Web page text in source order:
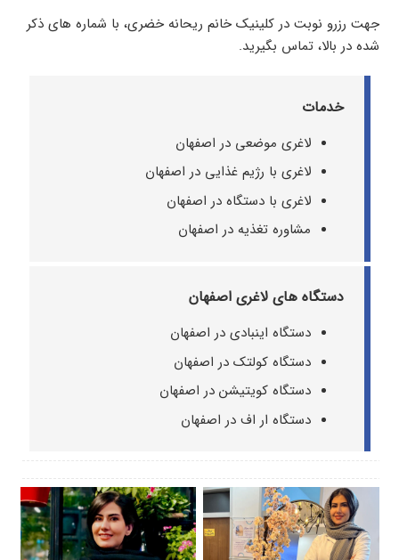
جهت رزرو نوبت در کلینیک خانم ریحانه خضری، با شماره های ذکر
شده در بالا، تماس بگیرید.
خدمات
لاغری موضعی در اصفهان
لاغری با رژیم غذایی در اصفهان
لاغری با دستگاه در اصفهان
مشاوره تغذیه در اصفهان
دستگاه های لاغری اصفهان
دستگاه اینبادی در اصفهان
دستگاه کولتک در اصفهان
دستگاه کویتیشن در اصفهان
دستگاه ار اف در اصفهان